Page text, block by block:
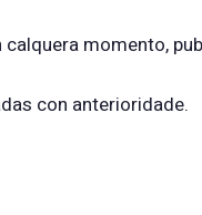
momento,
con anterioridade.